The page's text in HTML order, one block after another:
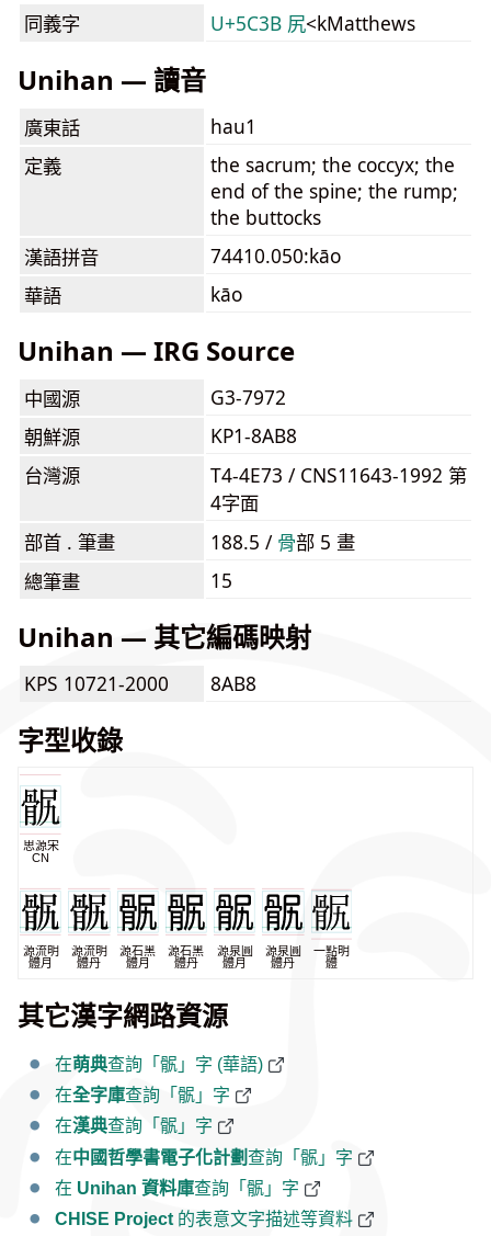
同義字 U+5C3B 尻<kMatthews
Unihan — 讀音
廣東話
hau1
定義
the sacrum; the coccyx; the
end of the spine; the rump;
the buttocks
漢語拼音
74410.050:kāo
華語
kāo
Unihan — IRG Source
中國源
G3-7972
朝鮮源
KP1-8AB8
台灣源
T4-4E73 / CNS11643-1992 第
4字面
部首 . 筆畫
188.5 / ⾻部 5 畫
總筆畫
15
Unihan — 其它編碼映射
KPS 10721-2000 8AB8
字型收錄
思源宋
CN
源流明
體月
源流明
體丹
源石黑
體月
源石黑
體丹
源泉圓
體月
源泉圓
體丹
一點明
體
其它漢字網路資源
在萌典查詢「䯌」字 (華語)
在全字庫查詢「䯌」字
在漢典查詢「䯌」字
在中國哲學書電子化計劃查詢「䯌」字
在 Unihan 資料庫查詢「䯌」字
CHISE Project 的表意文字描述等資料